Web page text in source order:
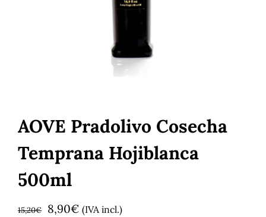
AOVE Pradolivo Cosecha
Temprana Hojiblanca
500ml
15,20€
El
8,90€El
(IVA incl.)